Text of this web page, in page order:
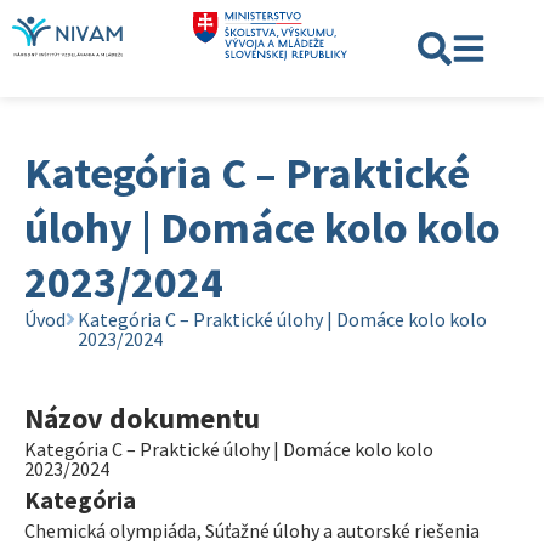
Kategória C – Praktické
úlohy | Domáce kolo kolo
2023/2024
Úvod Kategória C – Praktické úlohy | Domáce kolo kolo
2023/2024
Názov dokumentu
Kategória C – Praktické úlohy | Domáce kolo kolo
2023/2024
Kategória
Chemická olympiáda, Súťažné úlohy a autorské riešenia